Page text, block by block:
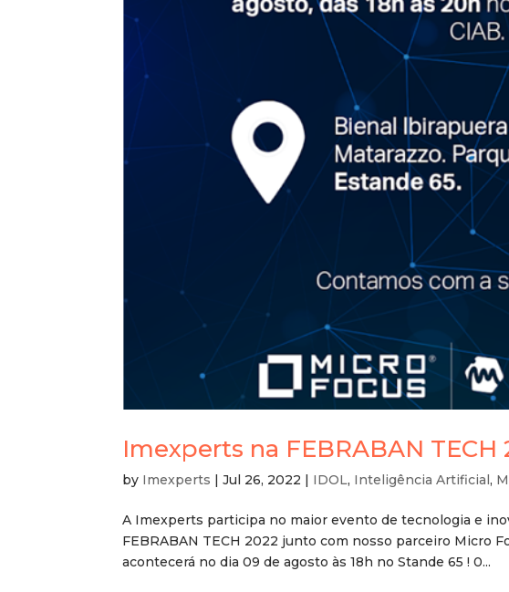
Imexperts na FEBRABAN TECH
by Imexperts |Jul 26, 2022 | IDOL, Inteligência Artificial,
A Imexperts participa no maior evento de tecnologia e
FEBRABAN TECH 2022 junto com nosso parceiro Micro
acontecerá no dia 09 de agosto às 18h no Stande 65 ! 0...